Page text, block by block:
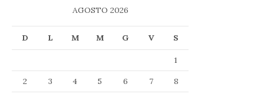
AGOSTO 2026
D L M M G V S
1
2
3 4 5 6 7
8